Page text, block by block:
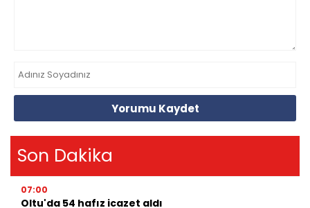
Yorumu Kaydet
Son Dakika
07:00
Oltu'da 54 hafız icazet aldı